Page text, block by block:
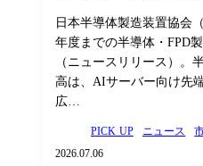
日本半導体製造装置協会
年度までの半導体・FPD
（ニュースリリース）。
高は、AIサーバー向け先
広…
PICK UP ニュース
2026.07.06